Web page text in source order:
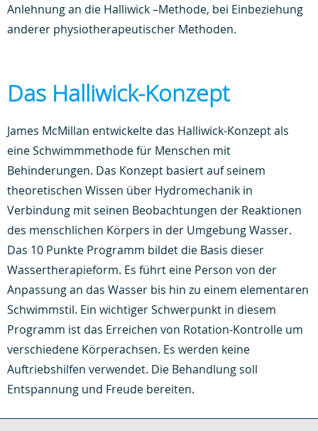
Anlehnung an die Halliwick –Methode, bei Einbeziehung
anderer physiotherapeutischer Methoden.
Das Halliwick-Konzept
James McMillan entwickelte das Halliwick-Konzept als
eine Schwimmmethode für Menschen mit
Behinderungen. Das Konzept basiert auf seinem
theoretischen Wissen über Hydromechanik in
Verbindung mit seinen Beobachtungen der Reaktionen
des menschlichen Körpers in der Umgebung Wasser.
Das 10 Punkte Programm bildet die Basis dieser
Wassertherapieform. Es führt eine Person von der
Anpassung an das Wasser bis hin zu einem elementaren
Schwimmstil. Ein wichtiger Schwerpunkt in diesem
Programm ist das Erreichen von Rotation-Kontrolle um
verschiedene Körperachsen. Es werden keine
Auftriebshilfen verwendet. Die Behandlung soll
Entspannung und Freude bereiten.